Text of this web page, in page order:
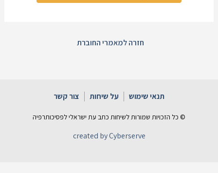
חזרה למאמרי החוברת
תנאי שימוש על שיחות צור קשר
© כל הזכויות שמורות לשיחות כתב עת ישראלי לפסיכותרפיה
created by Cyberserve